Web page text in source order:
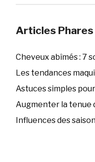
Articles Phares
Cheveux abîmés : 7
Les tendances
Astuces simples
Augmenter la tenue
Influences des